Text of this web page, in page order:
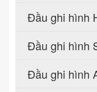
Đầu ghi hình
Đầu ghi hình
Đầu ghi hình